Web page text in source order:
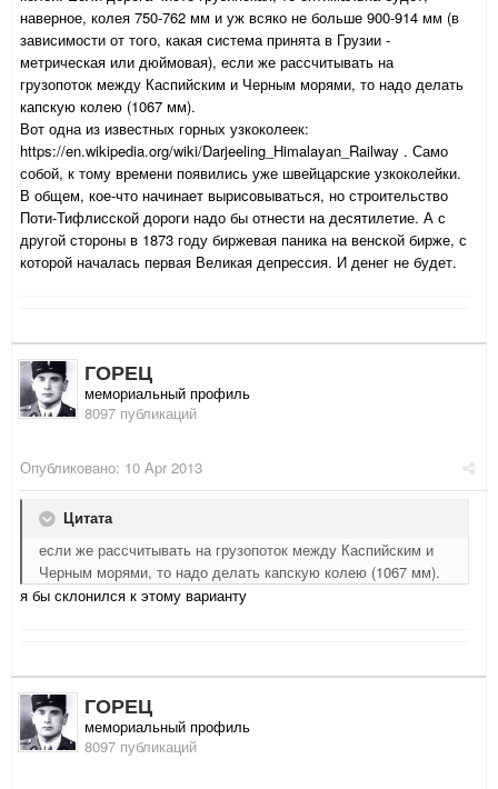
наверное, колея 750-762 мм и уж всяко не больше 900-914 мм (в
зависимости от того, какая система принята в Грузии -
метрическая или дюймовая), если же рассчитывать на
грузопоток между Каспийским и Черным морями, то надо делать
капскую колею (1067 мм).
Вот одна из известных горных узкоколеек:
https://en.wikipedia.org/wiki/Darjeeling_Himalayan_Railway . Само
собой, к тому времени появились уже швейцарские узкоколейки.
В общем, кое-что начинает вырисовываться, но строительство
Поти-Тифлисской дороги надо бы отнести на десятилетие. А с
другой стороны в 1873 году биржевая паника на венской бирже, с
которой началась первая Великая депрессия. И денег не будет.
ГОРЕЦ
мемориальный профиль
8097 публикаций
Опубликовано: 10 Apr 2013
Цитата
если же рассчитывать на грузопоток между Каспийским и
Черным морями, то надо делать капскую колею (1067 мм).
я бы склонился к этому варианту
ГОРЕЦ
мемориальный профиль
8097 публикаций